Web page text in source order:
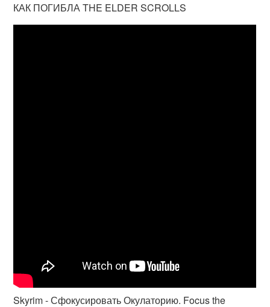
КАК ПОГИБЛА THE ELDER SCROLLS
Skyrim - Сфокусировать Окулаторию. Focus the